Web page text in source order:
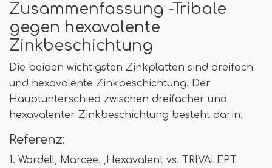
Zusammenfassung -Tribale
gegen hexavalente
Zinkbeschichtung
Die beiden wichtigsten Zinkplatten sind dreifach
und hexavalente Zinkbeschichtung. Der
Hauptunterschied zwischen dreifacher und
hexavalenter Zinkbeschichtung besteht darin.
Referenz:
1. Wardell, Marcee. „Hexavalent vs. TRIVALEPT